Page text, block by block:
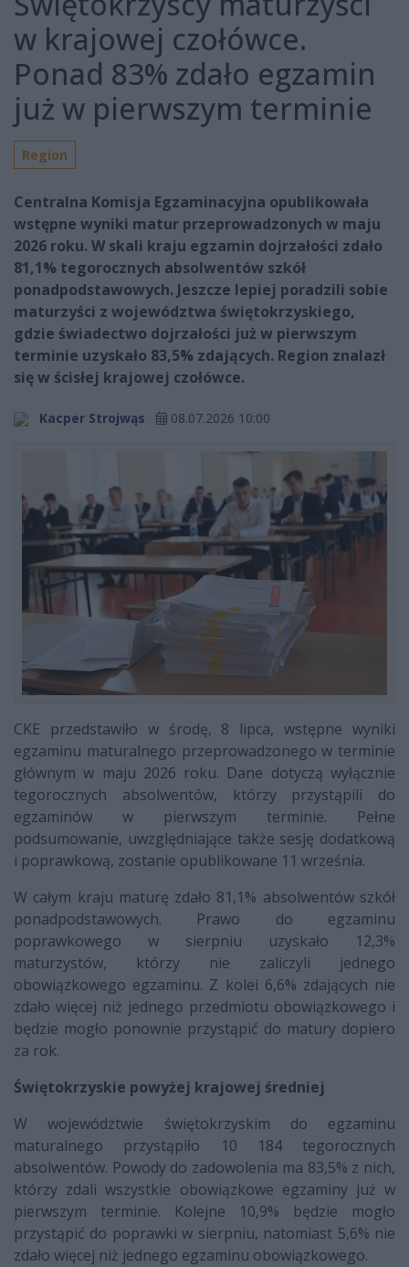
w krajowej czołówce.
Ponad 83% zdało egzamin
już w pierwszym terminie
Region
Centralna Komisja Egzaminacyjna opublikowała
wstępne wyniki matur przeprowadzonych w maju
2026 roku. W skali kraju egzamin dojrzałości zdało
81,1% tegorocznych absolwentów szkół
ponadpodstawowych. Jeszcze lepiej poradzili sobie
maturzyści z województwa świętokrzyskiego,
gdzie świadectwo dojrzałości już w pierwszym
terminie uzyskało 83,5% zdających. Region znalazł
się w ścisłej krajowej czołówce.
Kacper Strojwąs 08.07.2026 10:00
CKE przedstawiło w środę, 8 lipca, wstępne wyniki
egzaminu maturalnego przeprowadzonego w terminie
głównym w maju 2026 roku. Dane dotyczą wyłącznie
tegorocznych absolwentów, którzy przystąpili do
egzaminów w pierwszym terminie. Pełne
podsumowanie, uwzględniające także sesję dodatkową
i poprawkową, zostanie opublikowane 11 września.
W całym kraju maturę zdało 81,1% absolwentów szkół
ponadpodstawowych. Prawo do egzaminu
poprawkowego w sierpniu uzyskało 12,3%
maturzystów, którzy nie zaliczyli jednego
obowiązkowego egzaminu. Z kolei 6,6% zdających nie
zdało więcej niż jednego przedmiotu obowiązkowego i
będzie mogło ponownie przystąpić do matury dopiero
za rok.
Świętokrzyskie powyżej krajowej średniej
W województwie świętokrzyskim do egzaminu
maturalnego przystąpiło 10 184 tegorocznych
absolwentów. Powody do zadowolenia ma 83,5% z nich,
którzy zdali wszystkie obowiązkowe egzaminy już w
pierwszym terminie. Kolejne 10,9% będzie mogło
przystąpić do poprawki w sierpniu, natomiast 5,6% nie
zdało więcej niż jednego egzaminu obowiązkowego.